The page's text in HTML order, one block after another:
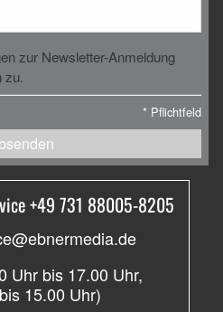
zur Newsletter-Anmeldung
zu.
* Pflichtfeld
+49 731 88005-8205
Uhr bis 17.00 Uhr,
15.00 Uhr)